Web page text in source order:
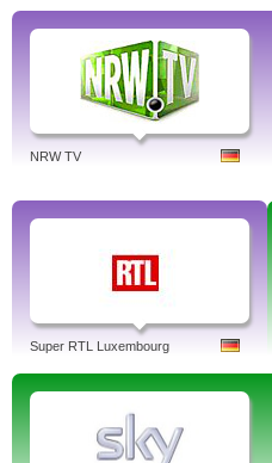
NRW TV
Super RTL Luxembourg